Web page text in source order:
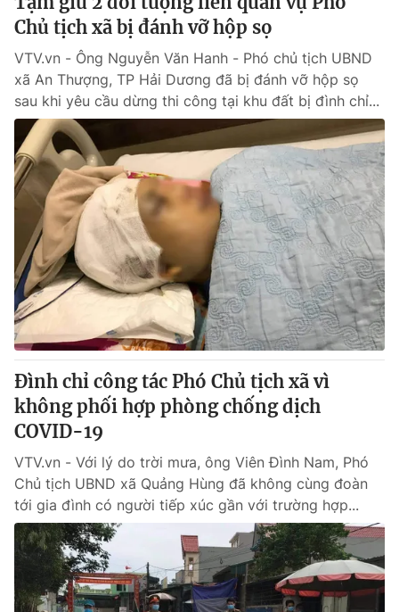
VTV8
Liên hệ tòa soạn English
THỜI BÁO VTV
Theo dõi báo trên
Cơ quan chủ quản:Đài Truyền hình Việt Nam
Cơ quan báo chí:
Thời báo VTV
Giấy phép hoạt động báo in và báo điện tử số 483/GP-BTTTT
cấp ngày 29/12/2023
Tổng Biên tập:Vũ Thanh Thủy
Phó Tổng Biên tập:Nguyễn Thị Mỹ Hạnh, Phạm Quốc Thắng,
Nguyễn Trọng Ninh
Tổng đài VTV:
024.38 355 931 - 024.38 355 932
Ðiện thoại Thời báo VTV:024.66 897 897
Email:toasoan@vtv.vn
Liên hệ quảng cáo:
024-7300.7108
Chủ tịch xã bị đánh vỡ hộp sọ
VTV.vn - Ông Nguyễn Văn Hanh - Phó chủ tịch UBND
xã An Thượng, TP Hải Dương đã bị đánh vỡ hộp sọ
sau khi yêu cầu dừng thi công tại khu đất bị đình chỉ...
Đình chỉ công tác Phó Chủ tịch xã vì
không phối hợp phòng chống dịch
COVID-19
VTV.vn - Với lý do trời mưa, ông Viên Đình Nam, Phó
Chủ tịch UBND xã Quảng Hùng đã không cùng đoàn
tới gia đình có người tiếp xúc gần với trường hợp...